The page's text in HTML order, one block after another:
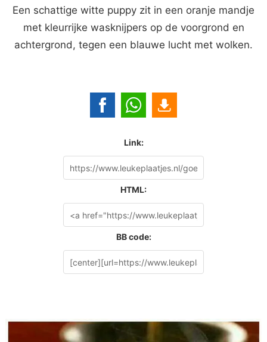
Een schattige witte puppy zit in een oranje mandje
met kleurrijke wasknijpers op de voorgrond en
achtergrond, tegen een blauwe lucht met wolken.
Link:
HTML:
BB code: